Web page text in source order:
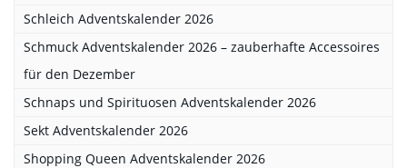
Schleich Adventskalender 2026
Schmuck Adventskalender 2026 – zauberhafte Accessoires
für den Dezember
Schnaps und Spirituosen Adventskalender 2026
Sekt Adventskalender 2026
Shopping Queen Adventskalender 2026